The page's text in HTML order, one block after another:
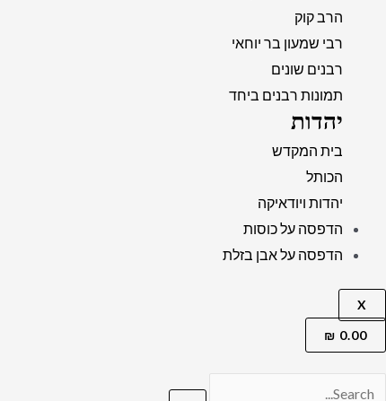
הרב קוק
רבי שמעון בר יוחאי
רבנים שונים
תמונות רבנים ביחד
יהדות
בית המקדש
הכותל
יהדות ויודאיקה
הדפסה על כוסות
הדפסה על אבן בזלת
X
0.00
₪